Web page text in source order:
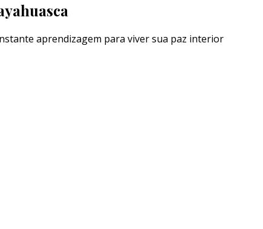
aprendizagem para viver sua paz interior